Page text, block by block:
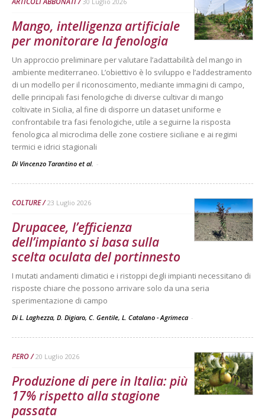
Mango, intelligenza artificiale
per monitorare la fenologia
Un approccio preliminare per valutare l’adattabilità del mango in
ambiente mediterraneo. L’obiettivo è lo sviluppo e l’addestramento
di un modello per il riconoscimento, mediante immagini di campo,
delle principali fasi fenologiche di diverse cultivar di mango
coltivate in Sicilia, al fine di disporre un dataset uniforme e
confrontabile tra fasi fenologiche, utile a seguirne la risposta
fenologica al microclima delle zone costiere siciliane e ai regimi
termici e idrici stagionali
Di Vincenzo Tarantino et al. -
COLTURE 23 Luglio 2026
Drupacee, l’efficienza
dell’impianto si basa sulla
scelta oculata del portinnesto
I mutati andamenti climatici e i ristoppi degli impianti necessitano di
risposte chiare che possono arrivare solo da una seria
sperimentazione di campo
Di L. Laghezza, D. Digiaro, C. Gentile, L. Catalano - Agrimeca -
PERO 20 Luglio 2026
Produzione di pere in Italia: più
17% rispetto alla stagione
passata